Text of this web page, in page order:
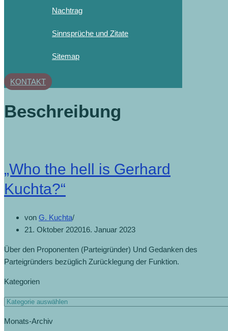
Nachtrag
Sinnsprüche und Zitate
Sitemap
KONTAKT
Beschreibung
„Who the hell is Gerhard
Kuchta?“
von G. Kuchta
21. Oktober 202016. Januar 2023
Über den Proponenten (Parteigründer) Und Gedanken des
Parteigründers bezüglich Zurücklegung der Funktion.
Kategorien
Monats-Archiv